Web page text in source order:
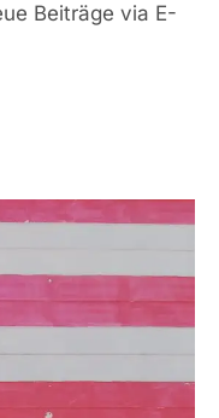
Beiträge via E-